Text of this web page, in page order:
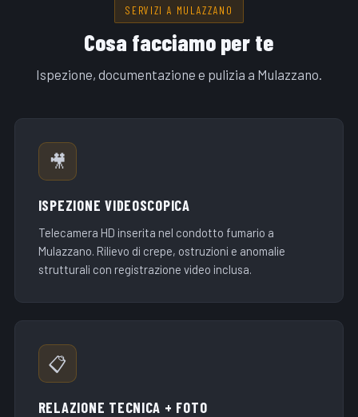
SERVIZI A MULAZZANO
Cosa facciamo per te
Ispezione, documentazione e pulizia a Mulazzano.
🎥
ISPEZIONE VIDEOSCOPICA
Telecamera HD inserita nel condotto fumario a
Mulazzano. Rilievo di crepe, ostruzioni e anomalie
strutturali con registrazione video inclusa.
📋
RELAZIONE TECNICA + FOTO